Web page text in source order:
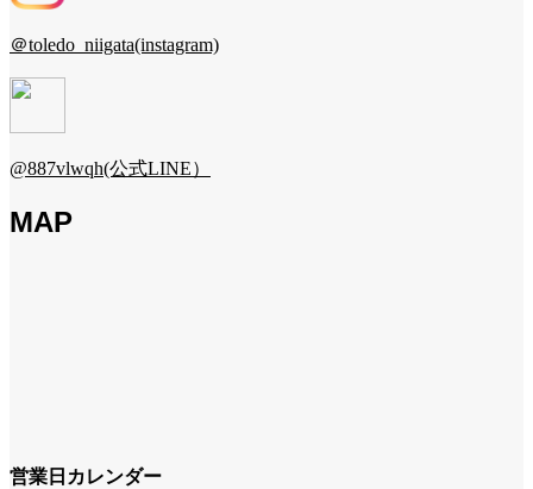
＠toledo_niigata(instagram)
@887vlwqh(公式LINE）
MAP
営業日カレンダー